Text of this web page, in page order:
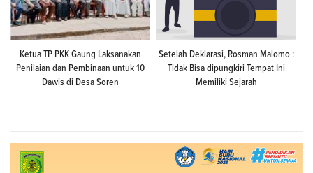
Ketua TP PKK Gaung Laksanakan
Penilaian dan Pembinaan untuk 10
Dawis di Desa Soren
Setelah Deklarasi, Rosman Malomo :
Tidak Bisa dipungkiri Tempat Ini
Memiliki Sejarah